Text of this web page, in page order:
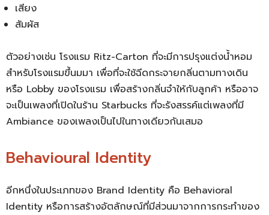
เสียง
สัมผัส
ตัวอย่างเช่น โรงแรม Ritz-Carton ที่จะมีการปรุงแต่งน้ำหอม
สำหรับโรงแรมขึ้นมมา เพื่อที่จะใช้ฉีดกระจายกลิ่นตามทางเดิน
หรือ Lobby ของโรงแรม เพื่อสร้างกลิ่นจำให้กับลูกค้า หรืออาจ
จะเป็นเพลงที่เปิดในร้าน Starbucks ที่จะรังสรรค์แต่เพลงที่มี
Ambiance ของเพลงเป็นไปในทางเดียวกันเสมอ
Behavioural Identity
อีกหนึ่งในประเภทของ Brand Identity คือ Behavioral
Identity หรือการสร้างอัตลักษณ์ที่มีส่วนมาจากการกระทำของ